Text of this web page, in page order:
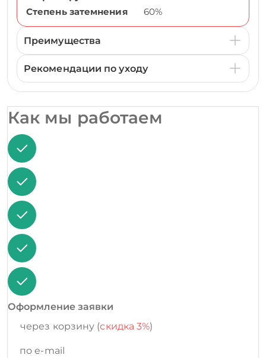
Степень затемнения
60%
Преимущества
Рекомендации по уходу
Как мы работаем
Оформление заявки
через корзину (скидка 3%)
по e-mail